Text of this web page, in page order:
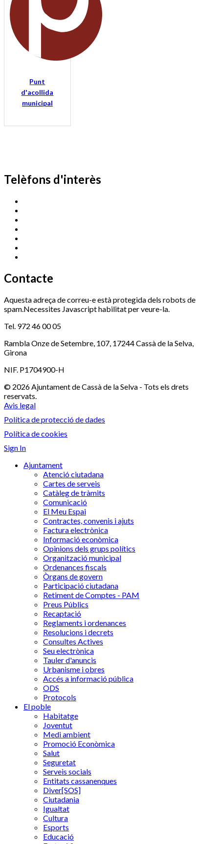
Punt
d'acollida
municipal
Telèfons d'interès
Contacte
Aquesta adreça de correu-e està protegida dels robots de
spam.Necessites Javascript habilitat per veure-la.
Tel. 972 46 00 05
Rambla Onze de Setembre, 107, 17244 Cassà de la Selva,
Girona
NIF. P1704900-H
© 2026 Ajuntament de Cassà de la Selva - Tots els drets
reservats.
Avis legal
Política de protecció de dades
Política de cookies
Sign In
Ajuntament
Atenció ciutadana
Cartes de serveis
Catàleg de tràmits
Comunicació
El Meu Espai
Contractes, convenis i ajuts
Factura electrònica
Informació econòmica
Opinions dels grups polítics
Organització municipal
Ordenances fiscals
Òrgans de govern
Participació ciutadana
Retiment de Comptes - PAM
Preus Públics
Recaptació
Reglaments i ordenances
Resolucions i decrets
Consultes Actives
Seu electrònica
Tauler d'anuncis
Urbanisme i obres
Accés a informació pública
ODS
Protocols
El poble
Habitatge
Joventut
Medi ambient
Promoció Econòmica
Salut
Seguretat
Serveis socials
Entitats cassanenques
Diver[SOS]
Ciutadania
Igualtat
Cultura
Esports
Educació